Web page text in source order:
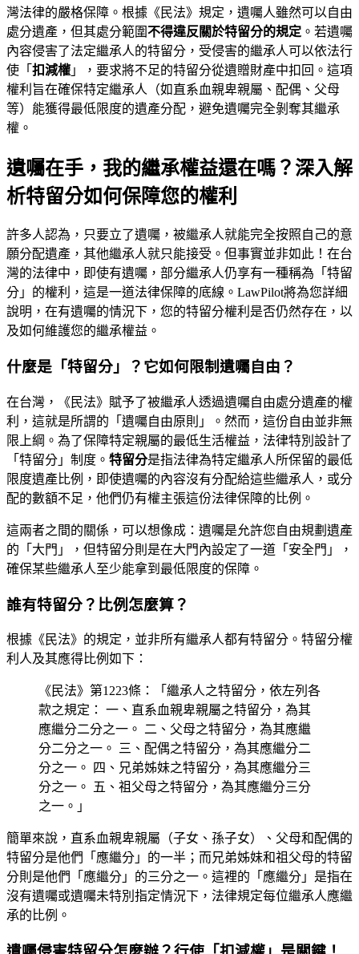
灣法律的嚴格保障。根據《民法》規定，遺囑人雖然可以自由
處分遺產，但其處分範圍不得違反關於特留分的規定 。若遺囑
內容侵害了法定繼承人的特留分，受侵害的繼承人可以依法行
使「 扣減權 」，要求將不足的特留分從遺贈財產中扣回。這項
權利旨在確保特定繼承人（如直系血親卑親屬、配偶、父母
等）能獲得最低限度的遺產分配，避免遺囑完全剝奪其繼承
權。
遺囑在手，我的繼承權益還在嗎？深入解
析特留分如何保障您的權利
許多人認為，只要立了遺囑，被繼承人就能完全按照自己的意
願分配遺產，其他繼承人就只能接受。但事實並非如此！在台
灣的法律中，即使有遺囑，部分繼承人仍享有一種稱為「特留
分」的權利，這是一道法律保障的底線。LawPilot將為您詳細
說明，在有遺囑的情況下，您的特留分權利是否仍然存在，以
及如何維護您的繼承權益。
什麼是「特留分」？它如何限制遺囑自由？
在台灣，《民法》賦予了被繼承人透過遺囑自由處分遺產的權
利，這就是所謂的「遺囑自由原則」。然而，這份自由並非無
限上綱。為了保障特定親屬的最低生活權益，法律特別設計了
「特留分」制度。 特留分是指法律為特定繼承人所保留的最低
限度遺產比例，即使遺囑的內容沒有分配給這些繼承人，或分
配的數額不足，他們仍有權主張這份法律保障的比例。
這兩者之間的關係，可以想像成：遺囑是允許您自由規劃遺產
的「大門」，但特留分則是在大門內設定了一道「安全門」，
確保某些繼承人至少能拿到最低限度的保障。
誰有特留分？比例怎麼算？
根據《民法》的規定，並非所有繼承人都有特留分。特留分權
利人及其應得比例如下：
《民法》第1223條：「繼承人之特留分，依左列各
款之規定： 一、直系血親卑親屬之特留分，為其
應繼分二分之一。 二、父母之特留分，為其應繼
分二分之一。 三、配偶之特留分，為其應繼分二
分之一。 四、兄弟姊妹之特留分，為其應繼分三
分之一。 五、祖父母之特留分，為其應繼分三分
之一。」
簡單來說，直系血親卑親屬（子女、孫子女）、父母和配偶的
特留分是他們「應繼分」的一半；而兄弟姊妹和祖父母的特留
分則是他們「應繼分」的三分之一。這裡的「應繼分」是指在
沒有遺囑或遺囑未特別指定情況下，法律規定每位繼承人應繼
承的比例。